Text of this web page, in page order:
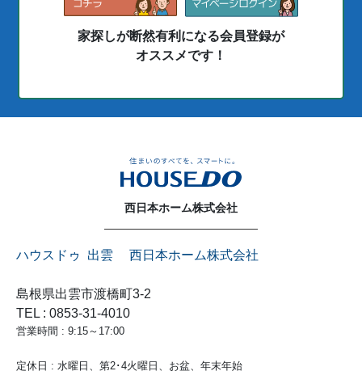
家探しが断然有利になる会員登録が
オススメです！
西日本ホーム株式会社
ハウスドゥ 出雲 西日本ホーム株式会社
島根県出雲市渡橋町3-2
TEL : 0853-31-4010
営業時間 : 9:15～17:00
定休日 : 水曜日、第2･4火曜日、お盆、年末年始